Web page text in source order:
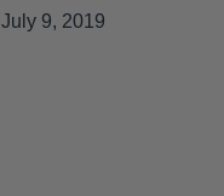
July 9, 2019